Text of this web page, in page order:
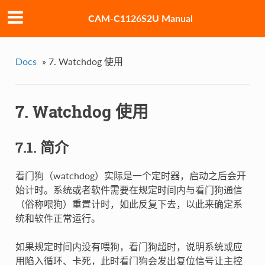
CAM-C1126S2U Manual
Docs » 7. Watchdog 使用
7. Watchdog 使用
7.1. 简介
看门狗（watchdog）实际是一个定时器，启动之后会开
始计时。系统或者软件需要在规定时间内与看门狗通信
（俗称喂狗）重置计时，如此反复下去，以此来确定系
统和软件正常运行。
如果规定时间内没有喂狗，看门狗超时，说明系统或应
用陷入循环、卡死，此时看门狗会发出复位信号让主控